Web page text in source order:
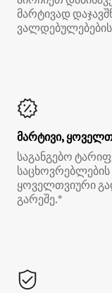
მარტივად
მარტივი,
საგანგებო
ყოველთვიური
გარეშე.*